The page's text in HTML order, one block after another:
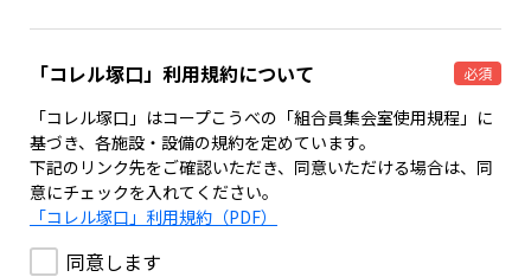
「コレル塚口」利用規約について 必須
「コレル塚口」はコープこうべの「組合員集会室使用規程」に
基づき、各施設・設備の規約を定めています。
下記のリンク先をご確認いただき、同意いただける場合は、同
意にチェックを入れてください。
「コレル塚口」利用規約（PDF）
同意します